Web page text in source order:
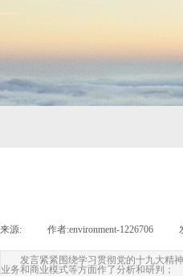
来源: 作者:environment-1226706
发言紧紧围绕学习贯彻党的十九大精
业务和商业模式等方面作了分析和研判；